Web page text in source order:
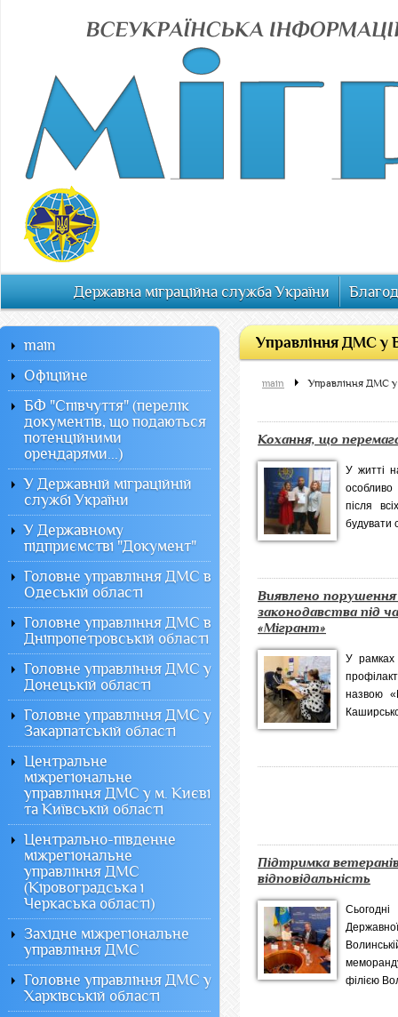
Державна міграційна служба України
Управління ДМС у
main Управління ДМС у
Кохання, що
У житті
після
будувати
Виявлено порушення
законодавства під
«Мігрант»
У рамках
назвою
Підтримка
відповідальність
філією
main
Офiцiйне
БФ "Співчуття" (перелік
документів, що подаються
потенційними
орендарями...)
У Державній міграційній
службі України
У Державному
підприємстві "Документ"
Головне управління ДМС в
Одеській області
Головне управління ДМС в
Дніпропетровській області
Головне управління ДМС у
Донецькій області
Головне управління ДМС у
Закарпатській області
Центральне
міжрегіональне
управління ДМС у м. Києві
та Київській області
Центрально-південне
міжрегіональне
управління ДМС
(Кіровоградська і
Черкаська області)
Західне міжрегіональне
управління ДМС
Головне управління ДМС у
Харківській області